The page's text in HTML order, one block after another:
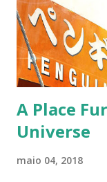
nosso lançamento
aqui e nossos
Undead Labs,
antigos e novos
A Place
Universe
maio 04, 2018